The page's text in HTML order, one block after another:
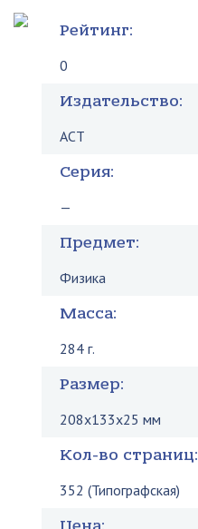
Рейтинг:
0
Издательство:
АСТ
Серия:
—
Предмет:
Физика
Масса:
284 г.
Размер:
208x133x25 мм
Кол-во страниц:
352 (Типографская)